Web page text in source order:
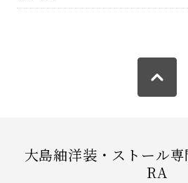
大島紬洋装・ストール
RA